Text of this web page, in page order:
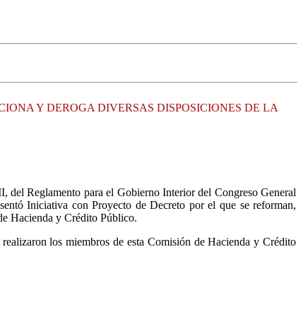
Y DEROGA DIVERSAS DISPOSICIONES DE LA
Reglamento para el Gobierno Interior del Congreso General
Iniciativa con Proyecto de Decreto por el que se reforman,
Hacienda y Crédito Público.
los miembros de esta Comisión de Hacienda y Crédito